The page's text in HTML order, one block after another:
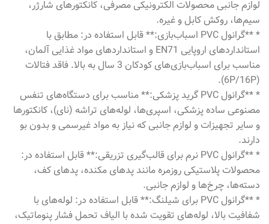
لوازم جانبی محصولات الکترونیکی مصرفی، کانکتورهای شارژر،
سیم‌ها، روکش کابل و غیره.
* **گرانول PVC اسباب‌بازی:** قابل استفاده در: مطابق با
استانداردهای اروپایی EN71 و استانداردهای مواد غذایی آلمان،
مناسب برای اسباب‌بازی‌های کودکان 3 سال به بالا. فاقد فتالات
(6P/16P).
* **گرانول PVC گرید پزشکی:** مناسب برای دستگاه‌های تنفس
مصنوعی ساده پزشکی، اسپری‌ها، لوله‌های تراشه (نای)، کانکتورها
و سایر تجهیزات و لوازم جانبی که نیاز به مواد غیرسمی و بدون بو
دارند.
* **گرانول PVC نرم برای قالب‌گیری تزریقی:** قابل استفاده در:
محصولات پلاستیکی روزمره مانند پدهای مکنده، پدهای کف،
دسته‌ها، چرخ‌ها و لوازم جانبی.
* **گرانول PVC برای شیلنگ:** قابل استفاده در: لوله‌های با
شفافیت بالا، لوله‌های تقویت شده با الیاف تحمل فشار پنوماتیک،